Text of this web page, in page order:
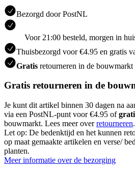
Bezorgd door PostNL
Voor 21:00 besteld, morgen in
Thuisbezorgd voor €4.95 en gratis
Gratis retourneren in de bouwmarkt
Gratis retourneren in de
Je kunt dit artikel binnen 30 dagen na
via een PostNL-punt voor €4.95 of
bouwmarkt. Lees meer overretourneren.
Let op: De bedenktijd en het kunnen
op maat gemaakte artikelen en verse/
planten.
Meer informatie over de bezorging